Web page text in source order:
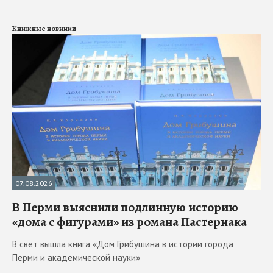
Книжные новинки
07.08.2026
В Перми выяснили подлинную историю
«дома с фигурами» из романа Пастернака
В свет вышла книга «Дом Грибушина в истории города
Перми и академической науки»